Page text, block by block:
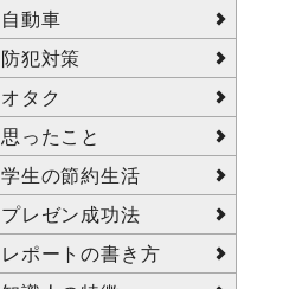
自動車
防犯対策
オタク
思ったこと
学生の節約生活
プレゼン成功法
レポートの書き方